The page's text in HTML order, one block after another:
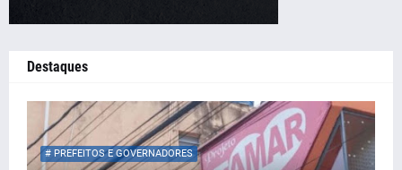
Destaques
# PREFEITOS E GOVERNADORES